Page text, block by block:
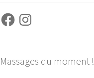
FacebookInstagram
Massages du moment !